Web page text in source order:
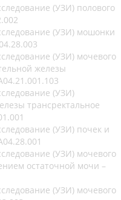
(УЗИ) полового
(УЗИ) мошонки
(УЗИ) мочевого
железы
(УЗИ)
трансректальное
(УЗИ) почек и
(УЗИ) мочевого
остаточной мочи –
(УЗИ) мочевого